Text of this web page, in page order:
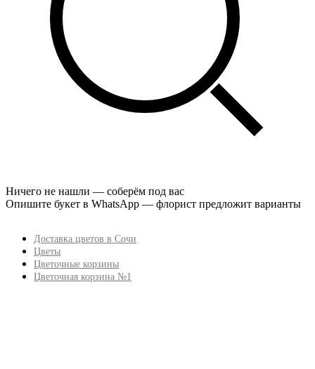
Ничего не нашли — соберём под вас
Опишите букет в WhatsApp — флорист предложит варианты
Доставка цветов в Сочи
Цветы
Цветочные корзины
Цветочная корзина №1